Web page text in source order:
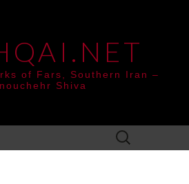
of Fars, Southern Iran –
Shiva
Search
for: